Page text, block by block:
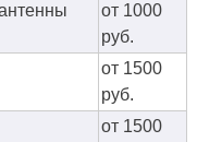
от 1000
руб.
от 1500
руб.
от 1500